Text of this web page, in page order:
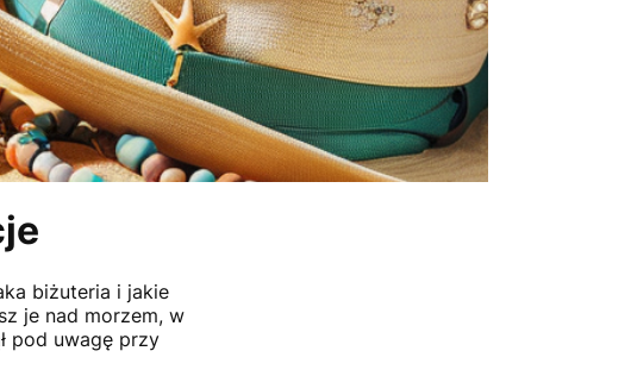
biżuteria i jakie
je nad morzem, w
pod uwagę przy